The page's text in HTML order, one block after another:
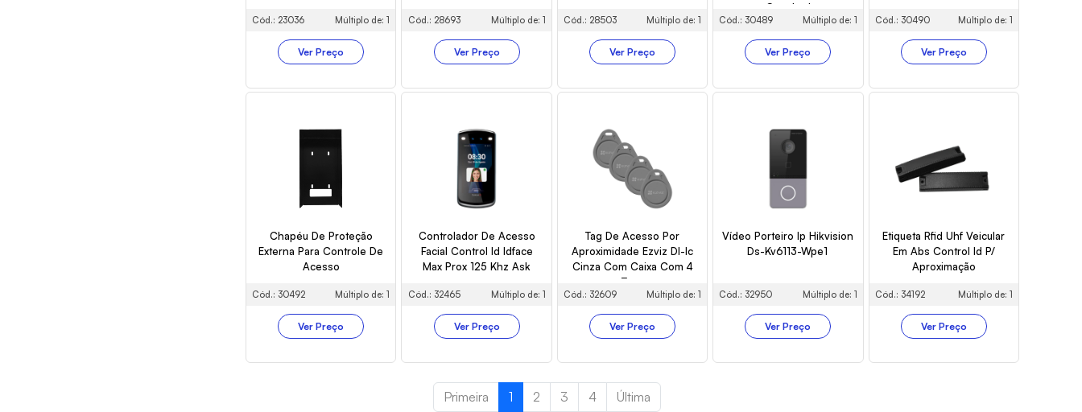
Cód.: 23036 Múltiplo de: 1
Ver Preço
Cód.: 28693 Múltiplo de: 1
Ver Preço
Cód.: 28503 Múltiplo de: 1
Ver Preço
Com Led
Cód.: 30489 Múltiplo de: 1
Ver Preço
Cód.: 30490 Múltiplo de: 1
Ver Preço
Chapéu De Proteção
Externa Para Controle De
Acesso
Cód.: 30492 Múltiplo de: 1
Ver Preço
Controlador De Acesso
Facial Control Id Idface
Max Prox 125 Khz Ask
Cód.: 32465 Múltiplo de: 1
Ver Preço
Tag De Acesso Por
Aproximidade Ezviz Dl-Ic
Cinza Com Caixa Com 4
Tags
Cód.: 32609 Múltiplo de: 1
Ver Preço
Vídeo Porteiro Ip Hikvision
Ds-Kv6113-Wpe1
Cód.: 32950 Múltiplo de: 1
Ver Preço
Etiqueta Rfid Uhf Veicular
Em Abs Control Id P/
Aproximação
Cód.: 34192 Múltiplo de: 1
Ver Preço
Primeira 1 2 3 4 Última